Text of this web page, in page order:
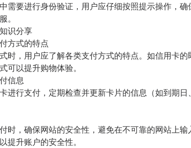
需要进行身份验证，用户应仔细按照提示操作，
。
识分享
方式的特点
时，用户应了解各类支付方式的特点。如信用卡
可以提升购物体验。
信息
进行支付，定期检查并更新卡片的信息（如到期
时，确保网站的安全性，避免在不可靠的网站上
提升账户的安全性。